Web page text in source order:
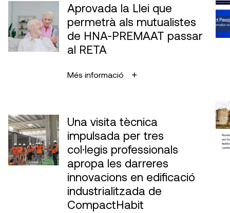
Aprovada la Llei que
permetrà als mutualistes
de HNA-PREMAAT passar
al RETA
Més informació
Una visita tècnica
impulsada per tres
col·legis professionals
apropa les darreres
innovacions en edificació
industrialitzada de
CompactHabit